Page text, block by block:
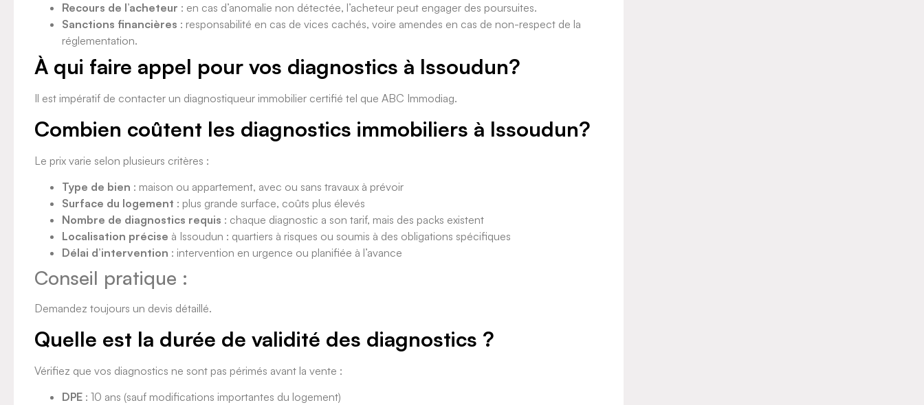
Recours de l’acheteur : en cas d’anomalie non détectée, l’acheteur peut engager des poursuites.
Sanctions financières : responsabilité en cas de vices cachés, voire amendes en cas de non-respect de la
réglementation.
À qui faire appel pour vos diagnostics à Issoudun?
Il est impératif de contacter un diagnostiqueur immobilier certifié tel que ABC Immodiag.
Combien coûtent les diagnostics immobiliers à Issoudun?
Le prix varie selon plusieurs critères :
Type de bien : maison ou appartement, avec ou sans travaux à prévoir
Surface du logement : plus grande surface, coûts plus élevés
Nombre de diagnostics requis : chaque diagnostic a son tarif, mais des packs existent
Localisation précise à Issoudun : quartiers à risques ou soumis à des obligations spécifiques
Délai d’intervention : intervention en urgence ou planifiée à l’avance
Conseil pratique :
Demandez toujours un devis détaillé.
Quelle est la durée de validité des diagnostics ?
Vérifiez que vos diagnostics ne sont pas périmés avant la vente :
DPE : 10 ans (sauf modifications importantes du logement)